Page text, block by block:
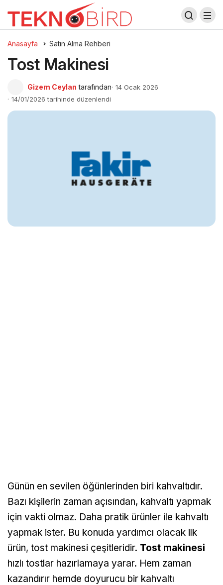
Anasayfa Satın Alma Rehberi
Tost Makinesi
Gizem Ceylan tarafından 14 Ocak 2026
14/01/2026 tarihinde düzenlendi
Günün en sevilen öğünlerinden biri kahvaltıdır.
Bazı kişilerin zaman açısından, kahvaltı yapmak
için vakti olmaz. Daha pratik ürünler ile kahvaltı
yapmak ister. Bu konuda yardımcı olacak ilk
ürün, tost makinesi çeşitleridir. Tost makinesi
hızlı tostlar hazırlamaya yarar. Hem zaman
kazandırır hemde doyurucu bir kahvaltı